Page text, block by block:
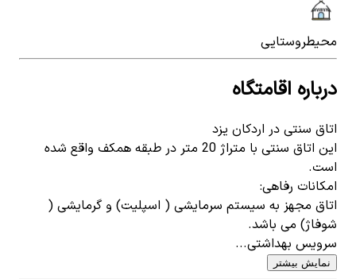
محیطروستایی
درباره اقامتگاه
اتاق سنتی در اردکان یزد
این اتاق سنتی با متراژ 20 متر در طبقه همکف واقع شده
است.
امکانات رفاهی:
اتاق مجهز به سیستم سرمایشی ( اسپلیت) و گرمایشی (
شوفاژ) می باشد.
سرویس بهداشتی...
نمایش بیشتر